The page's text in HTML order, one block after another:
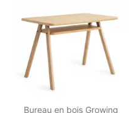
Bureau en bois Growing